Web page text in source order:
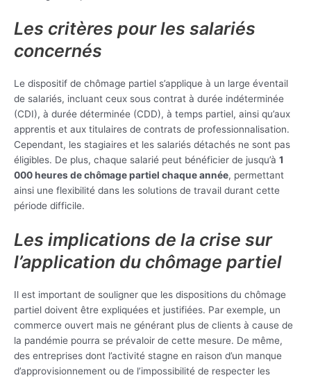
Les critères pour les salariés
concernés
Le dispositif de chômage partiel s’applique à un large éventail
de salariés, incluant ceux sous contrat à durée indéterminée
(CDI), à durée déterminée (CDD), à temps partiel, ainsi qu’aux
apprentis et aux titulaires de contrats de professionnalisation.
Cependant, les stagiaires et les salariés détachés ne sont pas
éligibles. De plus, chaque salarié peut bénéficier de jusqu’à 1
000 heures de chômage partiel chaque année, permettant
ainsi une flexibilité dans les solutions de travail durant cette
période difficile.
Les implications de la crise sur
l’application du chômage partiel
Il est important de souligner que les dispositions du chômage
partiel doivent être expliquées et justifiées. Par exemple, un
commerce ouvert mais ne générant plus de clients à cause de
la pandémie pourra se prévaloir de cette mesure. De même,
des entreprises dont l’activité stagne en raison d’un manque
d’approvisionnement ou de l’impossibilité de respecter les